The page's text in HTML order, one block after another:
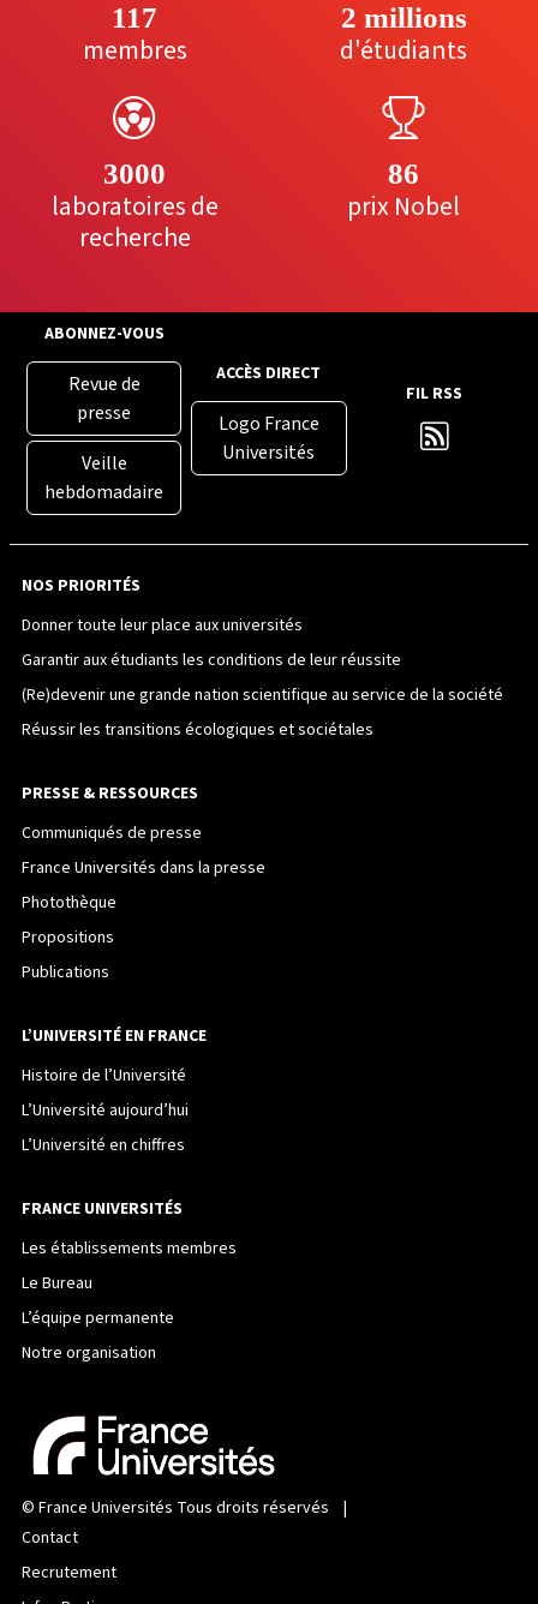
117
membres
2 millions
d'étudiants
3000
laboratoires de
recherche
86
prix Nobel
ABONNEZ-VOUS
Revue de
presse
Veille
hebdomadaire
ACCÈS DIRECT
Logo France
Universités
FIL RSS
NOS PRIORITÉS
Donner toute leur place aux universités
Garantir aux étudiants les conditions de leur réussite
(Re)devenir une grande nation scientifique au service de la société
Réussir les transitions écologiques et sociétales
PRESSE & RESSOURCES
Communiqués de presse
France Universités dans la presse
Photothèque
Propositions
Publications
L’UNIVERSITÉ EN FRANCE
Histoire de l’Université
L’Université aujourd’hui
L’Université en chiffres
FRANCE UNIVERSITÉS
Les établissements membres
Le Bureau
L’équipe permanente
Notre organisation
© France Universités Tous droits réservés |
Contact
Recrutement